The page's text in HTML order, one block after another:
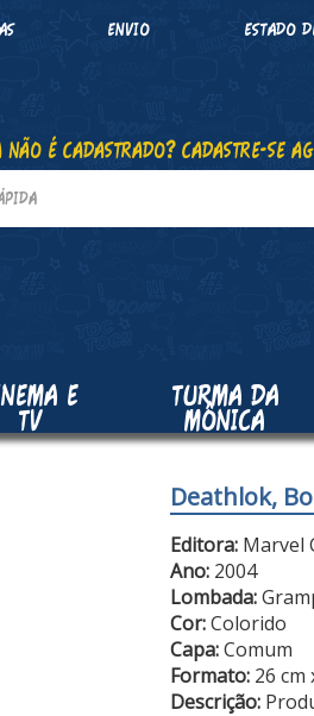
ENVIO ESTADO
É CADASTRADO? CADASTRE-SE
E
TV
TURMA DA
MÔNICA
Deathlok,
Editora:Marvel
Ano:2004
Lombada:
Cor:Colorido
Capa:Comum
Formato:26 cm
Descrição: